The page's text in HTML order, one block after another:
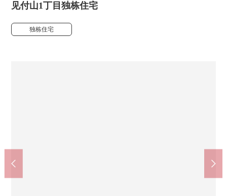
见付山1丁目独栋住宅
独栋住宅